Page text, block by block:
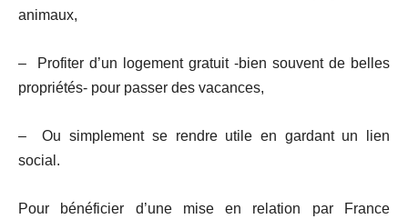
animaux,
– Profiter d’un logement gratuit -bien souvent de belles
propriétés- pour passer des vacances,
– Ou simplement se rendre utile en gardant un lien
social.
Pour bénéficier d’une mise en relation par France